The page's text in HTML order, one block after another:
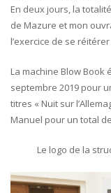
En deux jours, la
de Mazure et mon
l’exercice de se
La machine Blow
septembre 2019 pour
titres « Nuit sur
Manuel pour un total
Le logo de la